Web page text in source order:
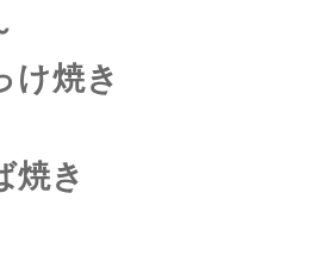
け焼き
焼き